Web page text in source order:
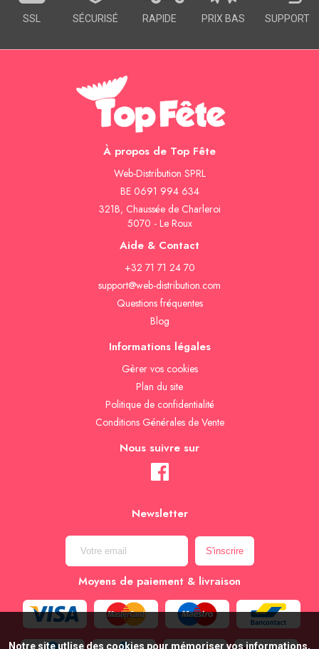
SSL SÉCURISÉ RAPIDE PRIX BAS SUPPORT
À propos de Top Fête
Web-Distribution SPRL
BE 0691 994 634
321B, Chaussée de Charleroi
5070 - Le Roux
Aide & Contact
+32 71 71 24 70
support@web-distribution.com
Questions fréquentes
Blog
Informations légales
Gèrer vos cookies
Plan du site
Politique de confidentialité
Conditions Générales de Vente
Nous suivre sur
Newsletter
Moyens de paiement & livraison
Notre site utlise des cookies pour mémoriser vos informations,